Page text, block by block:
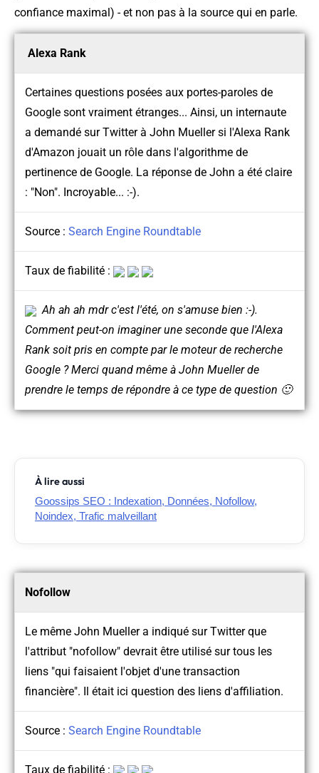
confiance maximal) - et non pas à la source qui en parle.
Alexa Rank
Certaines questions posées aux portes-paroles de
Google sont vraiment étranges... Ainsi, un internaute
a demandé sur Twitter à John Mueller si l'Alexa Rank
d'Amazon jouait un rôle dans l'algorithme de
pertinence de Google. La réponse de John a été claire
: "Non". Incroyable... :-).
Source : Search Engine Roundtable
Taux de fiabilité :
Ah ah ah mdr c'est l'été, on s'amuse bien :-).
Comment peut-on imaginer une seconde que l'Alexa
Rank soit pris en compte par le moteur de recherche
Google ? Merci quand même à John Mueller de
prendre le temps de répondre à ce type de question 🙂
À lire aussi
Goossips SEO : Indexation, Données, Nofollow,
Noindex, Trafic malveillant
Nofollow
Le même John Mueller a indiqué sur Twitter que
l'attribut "nofollow" devrait être utilisé sur tous les
liens "qui faisaient l'objet d'une transaction
financière". Il était ici question des liens d'affiliation.
Source : Search Engine Roundtable
Taux de fiabilité :